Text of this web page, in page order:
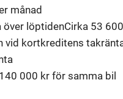
månad
över löptidenCirka 53
vid kortkreditens
140 000 kr för samma bil